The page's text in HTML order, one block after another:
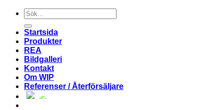
Sök
efter:
Startsida
Produkter
REA
Bildgalleri
Kontakt
Om WIP
Referenser / Återförsäljare